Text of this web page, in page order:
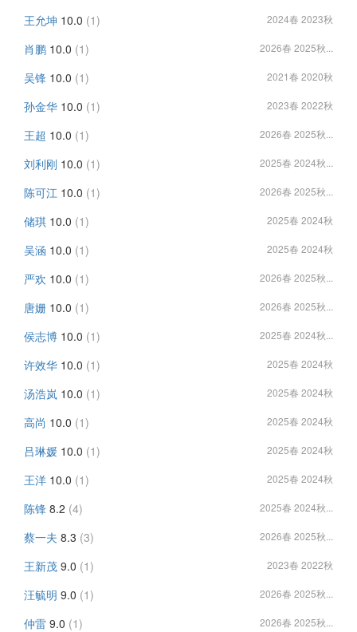
王允坤 10.0 (1) 2024春 2023秋
肖鹏 10.0 (1) 2026春 2025秋...
吴锋 10.0 (1) 2021春 2020秋
孙金华 10.0 (1) 2023春 2022秋
王超 10.0 (1) 2026春 2025秋...
刘利刚 10.0 (1) 2025春 2024秋...
陈可江 10.0 (1) 2026春 2025秋...
储琪 10.0 (1) 2025春 2024秋
吴涵 10.0 (1) 2025春 2024秋
严欢 10.0 (1) 2026春 2025秋...
唐姗 10.0 (1) 2026春 2025秋...
侯志博 10.0 (1) 2025春 2024秋...
许效华 10.0 (1) 2025春 2024秋
汤浩岚 10.0 (1) 2025春 2024秋
高尚 10.0 (1) 2025春 2024秋
吕琳媛 10.0 (1) 2025春 2024秋
王洋 10.0 (1) 2025春 2024秋
陈锋 8.2 (4) 2025春 2024秋...
蔡一夫 8.3 (3) 2026春 2025秋...
王新茂 9.0 (1) 2023春 2022秋
汪毓明 9.0 (1) 2026春 2025秋...
仲雷 9.0 (1) 2026春 2025秋...